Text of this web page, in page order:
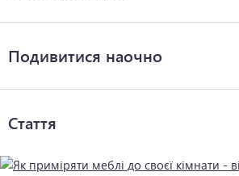
Подивитися наочно
Стаття